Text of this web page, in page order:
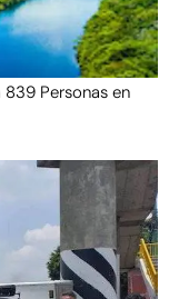
Personas en